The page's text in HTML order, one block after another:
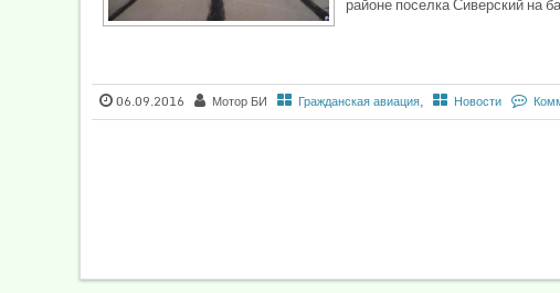
06.09.2016 Мотор БИ Гражданская авиация, Новости